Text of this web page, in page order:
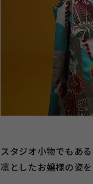
スタジオ小物でもあ
凛としたお嬢様の姿